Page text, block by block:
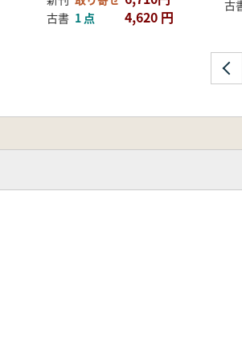
古書 1 点 4,620 円
古